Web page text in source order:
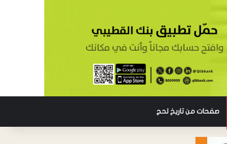
صفحات من تاريخ لحج